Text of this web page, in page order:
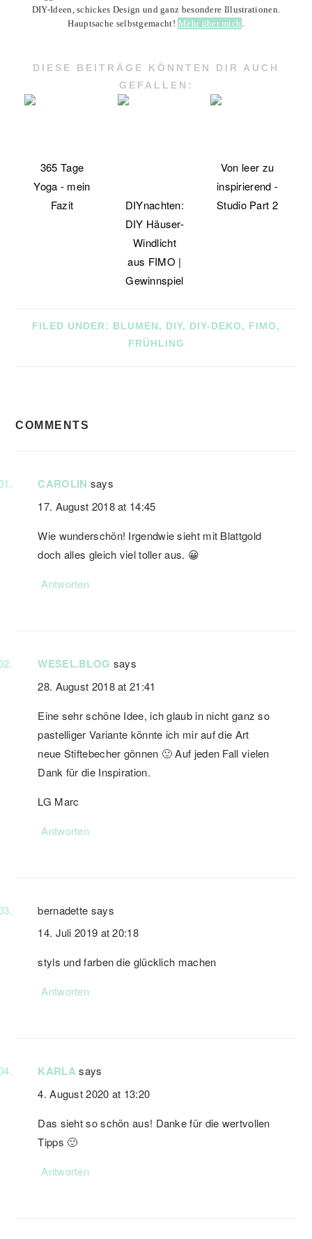
DIY-Ideen, schickes Design und ganz besondere Illustrationen.
Hauptsache selbstgemacht! Mehr über mich .
DIESE BEITRÄGE KÖNNTEN DIR AUCH
GEFALLEN:
365 Tage
Yoga - mein
Fazit
DIYnachten:
DIY Häuser-
Windlicht
aus FIMO |
Gewinnspiel
Von leer zu
inspirierend -
Studio Part 2
FILED UNDER: BLUMEN, DIY, DIY-DEKO, FIMO,
FRÜHLING
INTERACTIONS
COMMENTS
CAROLIN says
17. August 2018 at 14:45
Wie wunderschön! Irgendwie sieht mit Blattgold
doch alles gleich viel toller aus. 😀
Antworten
WESEL.BLOG says
28. August 2018 at 21:41
Eine sehr schöne Idee, ich glaub in nicht ganz so
pastelliger Variante könnte ich mir auf die Art
neue Stiftebecher gönnen 🙂 Auf jeden Fall vielen
Dank für die Inspiration.
LG Marc
Antworten
bernadette says
14. Juli 2019 at 20:18
styls und farben die glücklich machen
Antworten
KARLA says
4. August 2020 at 13:20
Das sieht so schön aus! Danke für die wertvollen
Tipps 🙂
Antworten